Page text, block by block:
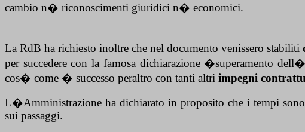
cambio n� riconoscimenti giuridici n� economici.
La RdB ha richiesto inoltre che nel documento venissero stabiliti
per succedere con la famosa dichiarazione �superamento
cos� come � successo peraltro con tanti altri impegni
L�Amministrazione ha dichiarato in proposito che i tempi
sui passaggi.